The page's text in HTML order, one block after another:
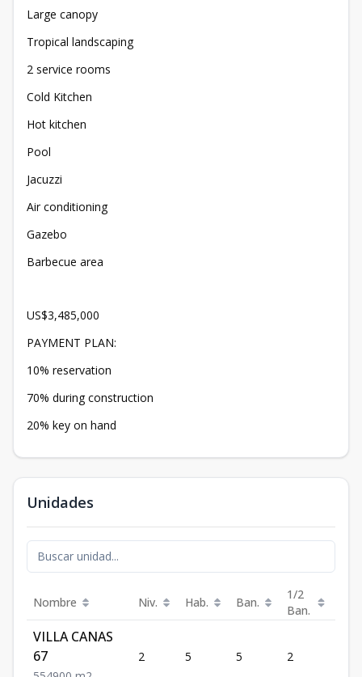
Large canopy
Tropical landscaping
2 service rooms
Cold Kitchen
Hot kitchen
Pool
Jacuzzi
Air conditioning
Gazebo
Barbecue area
US$3,485,000
PAYMENT PLAN:
10% reservation
70% during construction
20% key on hand
Unidades
Nombre Niv. Hab. Ban.
1/2
Ban.
VILLA CANAS
67
2 5 5 2